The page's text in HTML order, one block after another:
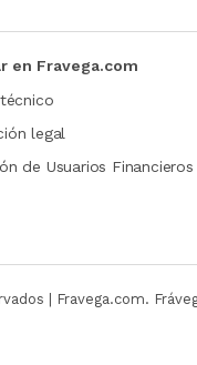
en Fravega.com
legal
de Usuarios Financieros
| Fravega.com.